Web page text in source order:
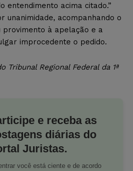
entendimento acima citado.”
unanimidade, acompanhando o
à apelação e a
improcedente o pedido.
Tribunal Regional Federal da 1ª
e receba as
diárias do
Juristas.
você está ciente e de acordo